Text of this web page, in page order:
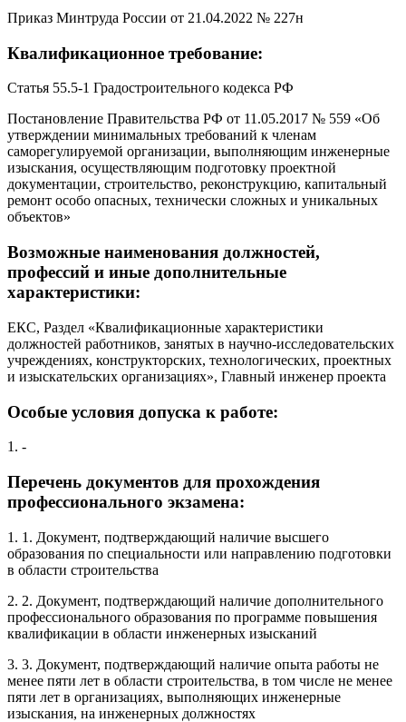
Приказ Минтруда России от 21.04.2022 № 227н
Квалификационное требование:
Статья 55.5-1 Градостроительного кодекса РФ
Постановление Правительства РФ от 11.05.2017 № 559 «Об
утверждении минимальных требований к членам
саморегулируемой организации, выполняющим инженерные
изыскания, осуществляющим подготовку проектной
документации, строительство, реконструкцию, капитальный
ремонт особо опасных, технически сложных и уникальных
объектов»
Возможные наименования должностей,
профессий и иные дополнительные
характеристики:
ЕКС, Раздел «Квалификационные характеристики
должностей работников, занятых в научно-исследовательских
учреждениях, конструкторских, технологических, проектных
и изыскательских организациях», Главный инженер проекта
Особые условия допуска к работе:
1. -
Перечень документов для прохождения
профессионального экзамена:
1. 1. Документ, подтверждающий наличие высшего
образования по специальности или направлению подготовки
в области строительства
2. 2. Документ, подтверждающий наличие дополнительного
профессионального образования по программе повышения
квалификации в области инженерных изысканий
3. 3. Документ, подтверждающий наличие опыта работы не
менее пяти лет в области строительства, в том числе не менее
пяти лет в организациях, выполняющих инженерные
изыскания, на инженерных должностях